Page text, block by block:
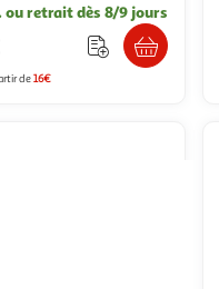
ou retrait dès 8/9 jours
de16€